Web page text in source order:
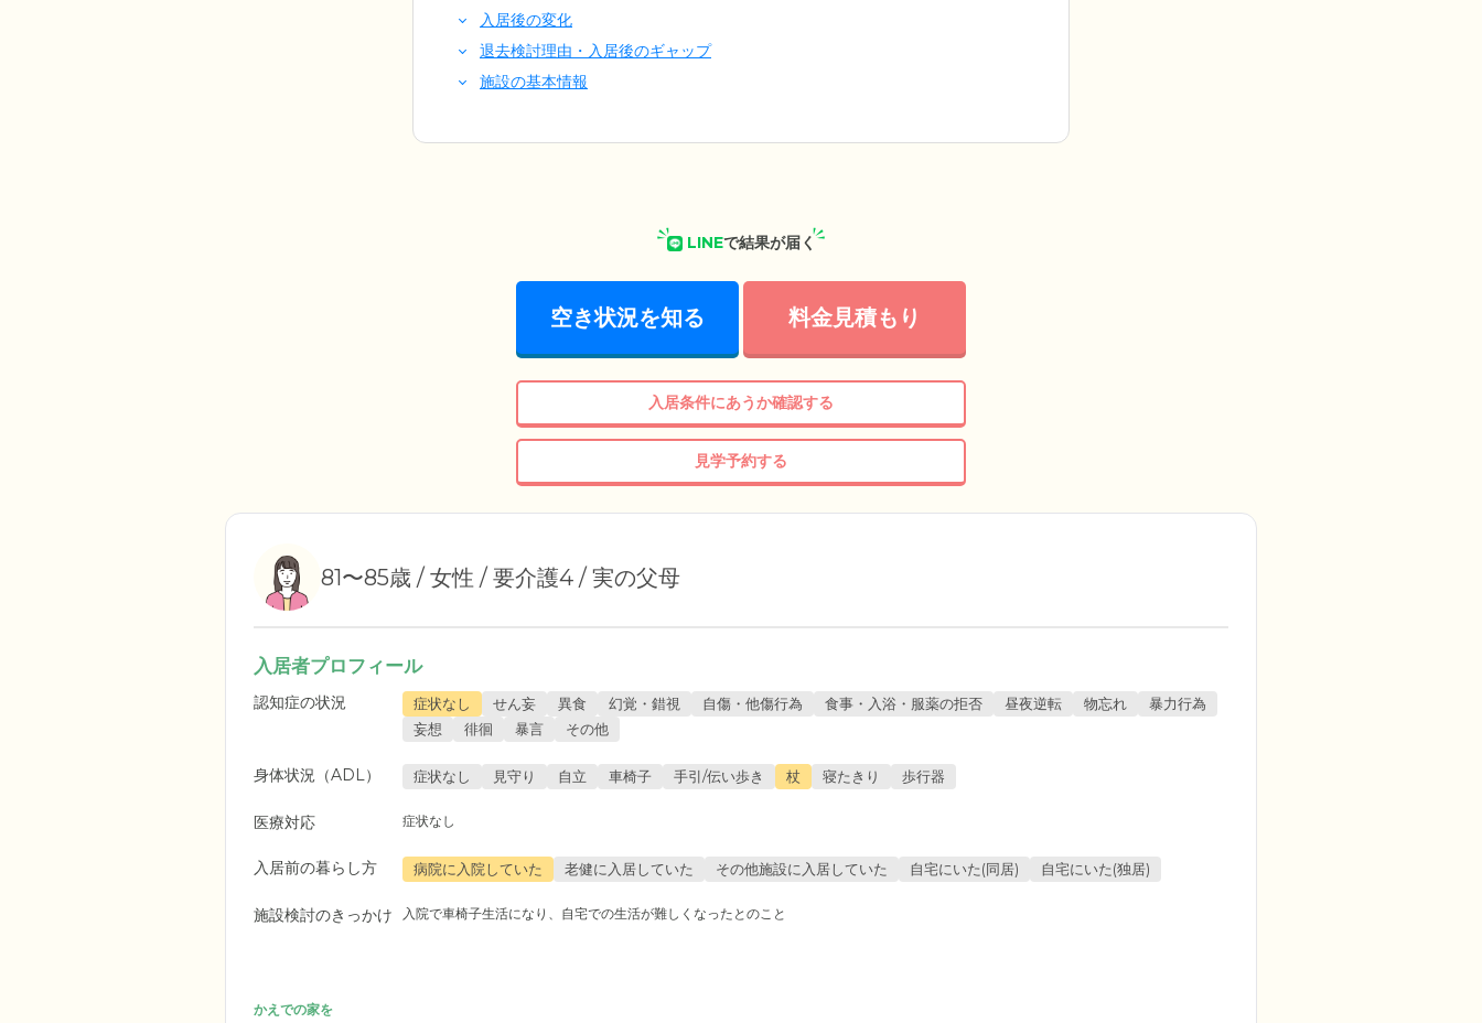
入居後の変化
退去検討理由・入居後のギャップ
施設の基本情報
LINEで結果が届く
空き状況を知る 料金見積もり
入居条件にあうか確認する
見学予約する
81〜85歳 / 女性 / 要介護4 / 実の父母
入居者プロフィール
認知症の状況 症状なし せん妄 異食 幻覚・錯視 自傷・他傷行為 食事・入浴・服薬の拒否 昼夜逆転 物忘れ
暴力行為
妄想
徘徊 暴言 その他
身体状況（ADL） 症状なし 見守り 自立 車椅子 手引/伝い歩き 杖 寝たきり 歩行器
医療対応 症状なし
入居前の暮らし方 病院に入院していた 老健に入居していた その他施設に入居していた 自宅にいた(同居) 自宅にいた(独居)
施設検討のきっかけ 入院で車椅子生活になり、自宅での生活が難しくなったとのこと
かえでの家を